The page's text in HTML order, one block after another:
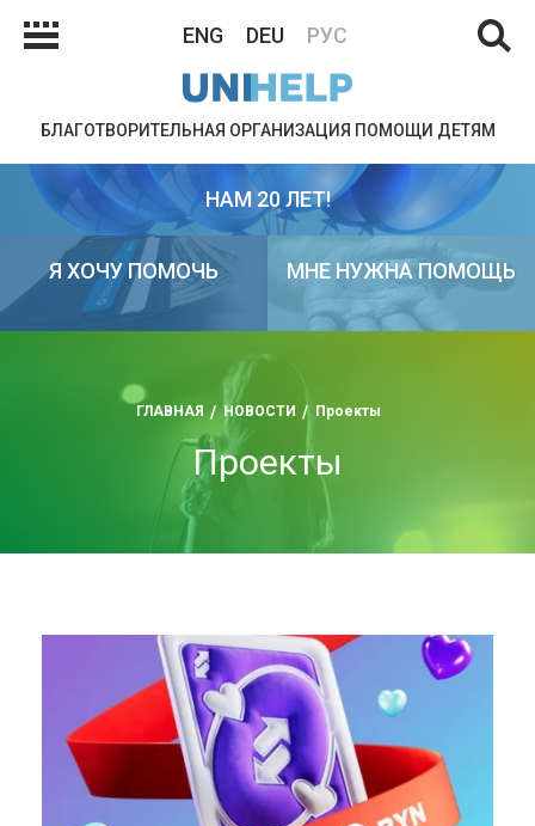
ENG DEU РУС
БЛАГОТВОРИТЕЛЬНАЯ ОРГАНИЗАЦИЯ ПОМОЩИ ДЕТЯМ
НАМ 20 ЛЕТ!
Я ХОЧУ ПОМОЧЬ МНЕ НУЖНА ПОМОЩЬ
ГЛАВНАЯ НОВОСТИ Проекты
Проекты